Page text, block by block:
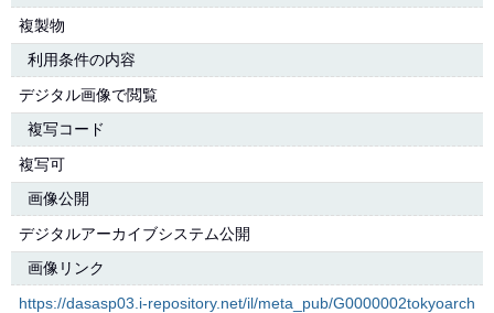
複製物
利用条件の内容
デジタル画像で閲覧
複写コード
複写可
画像公開
デジタルアーカイブシステム公開
画像リンク
https://dasasp03.i-repository.net/il/meta_pub/G0000002tokyoarch